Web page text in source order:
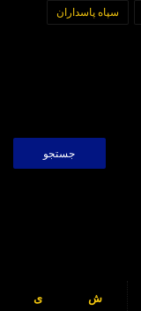
سپاه پاسداران
ش ی